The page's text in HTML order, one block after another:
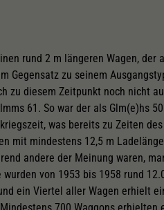
rund 2 m längeren Wagen, der
Gegensatz zu seinem
zu diesem Zeitpunkt noch nicht
61. So war der als Glm(e)hs
was bereits zu Zeiten
mit mindestens 12,5 m
andere der Meinung waren,
von 1953 bis 1958 rund
ein Viertel aller Wagen erhielt
700 Waggons erhielten